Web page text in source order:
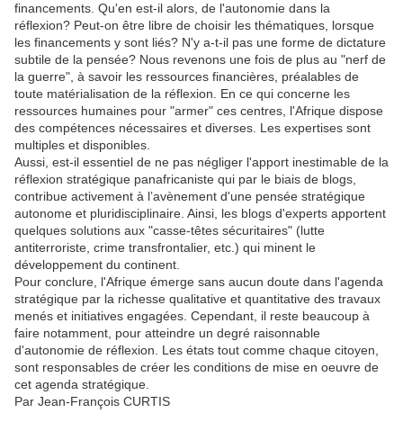
financements. Qu'en est-il alors, de l'autonomie dans la
réflexion? Peut-on être libre de choisir les thématiques, lorsque
les financements y sont liés? N'y a-t-il pas une forme de dictature
subtile de la pensée? Nous revenons une fois de plus au "nerf de
la guerre", à savoir les ressources financières, préalables de
toute matérialisation de la réflexion. En ce qui concerne les
ressources humaines pour "armer" ces centres, l'Afrique dispose
des compétences nécessaires et diverses. Les expertises sont
multiples et disponibles.
Aussi, est-il essentiel de ne pas négliger l'apport inestimable de la
réflexion stratégique panafricaniste qui par le biais de blogs,
contribue activement à l’avènement d'une pensée stratégique
autonome et pluridisciplinaire. Ainsi, les blogs d'experts apportent
quelques solutions aux "casse-têtes sécuritaires" (lutte
antiterroriste, crime transfrontalier, etc.) qui minent le
développement du continent.
Pour conclure, l'Afrique émerge sans aucun doute dans l'agenda
stratégique par la richesse qualitative et quantitative des travaux
menés et initiatives engagées. Cependant, il reste beaucoup à
faire notamment, pour atteindre un degré raisonnable
d'autonomie de réflexion. Les états tout comme chaque citoyen,
sont responsables de créer les conditions de mise en oeuvre de
cet agenda stratégique.
Par Jean-François CURTIS